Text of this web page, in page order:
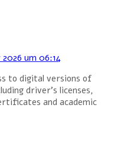
um 06:14
to digital versions of
driver’s licenses,
and academic